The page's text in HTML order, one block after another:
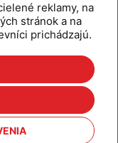
reklamy, na
stránok a na
prichádzajú.
tipy